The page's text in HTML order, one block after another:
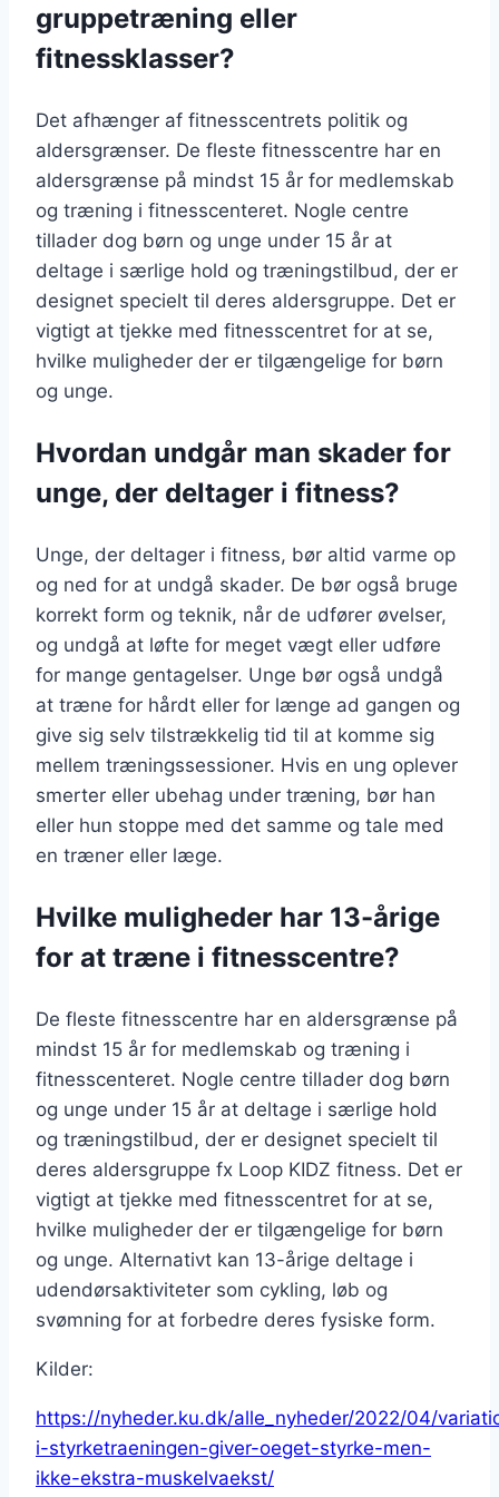
gruppetræning eller
fitnessklasser?
Det afhænger af fitnesscentrets politik og
aldersgrænser. De fleste fitnesscentre har en
aldersgrænse på mindst 15 år for medlemskab
og træning i fitnesscenteret. Nogle centre
tillader dog børn og unge under 15 år at
deltage i særlige hold og træningstilbud, der er
designet specielt til deres aldersgruppe. Det er
vigtigt at tjekke med fitnesscentret for at se,
hvilke muligheder der er tilgængelige for børn
og unge.
Hvordan undgår man skader for
unge, der deltager i fitness?
Unge, der deltager i fitness, bør altid varme op
og ned for at undgå skader. De bør også bruge
korrekt form og teknik, når de udfører øvelser,
og undgå at løfte for meget vægt eller udføre
for mange gentagelser. Unge bør også undgå
at træne for hårdt eller for længe ad gangen og
give sig selv tilstrækkelig tid til at komme sig
mellem træningssessioner. Hvis en ung oplever
smerter eller ubehag under træning, bør han
eller hun stoppe med det samme og tale med
en træner eller læge.
Hvilke muligheder har 13-årige
for at træne i fitnesscentre?
De fleste fitnesscentre har en aldersgrænse på
mindst 15 år for medlemskab og træning i
fitnesscenteret. Nogle centre tillader dog børn
og unge under 15 år at deltage i særlige hold
og træningstilbud, der er designet specielt til
deres aldersgruppe fx Loop KIDZ fitness. Det er
vigtigt at tjekke med fitnesscentret for at se,
hvilke muligheder der er tilgængelige for børn
og unge. Alternativt kan 13-årige deltage i
udendørsaktiviteter som cykling, løb og
svømning for at forbedre deres fysiske form.
Kilder:
https://nyheder.ku.dk/alle_nyheder/2022/04/
i-styrketraeningen-giver-oeget-styrke-men-
ikke-ekstra-muskelvaekst/